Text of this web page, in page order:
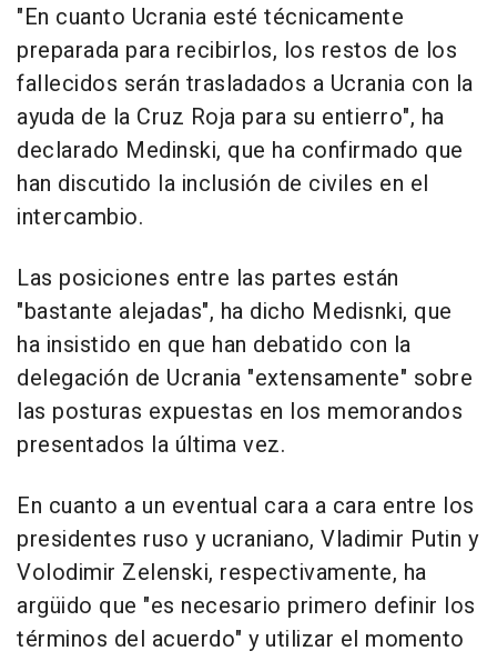
"En cuanto Ucrania esté técnicamente
preparada para recibirlos, los restos de los
fallecidos serán trasladados a Ucrania con la
ayuda de la Cruz Roja para su entierro", ha
declarado Medinski, que ha confirmado que
han discutido la inclusión de civiles en el
intercambio.
Las posiciones entre las partes están
"bastante alejadas", ha dicho Medisnki, que
ha insistido en que han debatido con la
delegación de Ucrania "extensamente" sobre
las posturas expuestas en los memorandos
presentados la última vez.
En cuanto a un eventual cara a cara entre los
presidentes ruso y ucraniano, Vladimir Putin y
Volodimir Zelenski, respectivamente, ha
argüido que "es necesario primero definir los
términos del acuerdo" y utilizar el momento